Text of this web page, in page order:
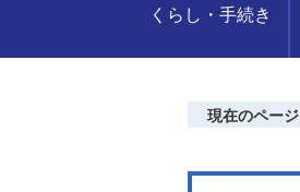
くらし・手続き
現在のページ